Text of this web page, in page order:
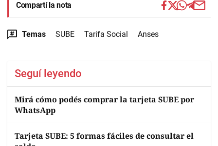
Compartí la nota
Temas SUBE Tarifa Social Anses
Seguí leyendo
Mirá cómo podés comprar la tarjeta SUBE por
WhatsApp
Tarjeta SUBE: 5 formas fáciles de consultar el